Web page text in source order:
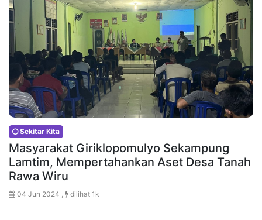
Sekitar Kita
Masyarakat Giriklopomulyo Sekampung
Lamtim, Mempertahankan Aset Desa Tanah
Rawa Wiru
04 Jun 2024 , dilihat 1k